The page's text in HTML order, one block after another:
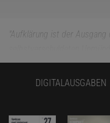
"Aufklärung ist der
Unvermögen, sich seines
bedienen."Immanuel Kant,
Welt verändern? Jedes
DIGITALAUSGABEN